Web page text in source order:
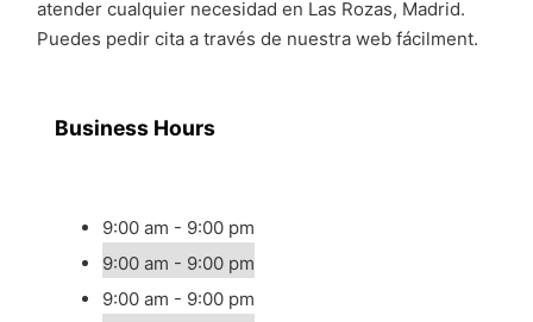
atender cualquier necesidad en Las Rozas, Madrid.
Puedes pedir cita a través de nuestra web fácilment.
Business Hours
9:00 am - 9:00 pm
9:00 am - 9:00 pm
9:00 am - 9:00 pm